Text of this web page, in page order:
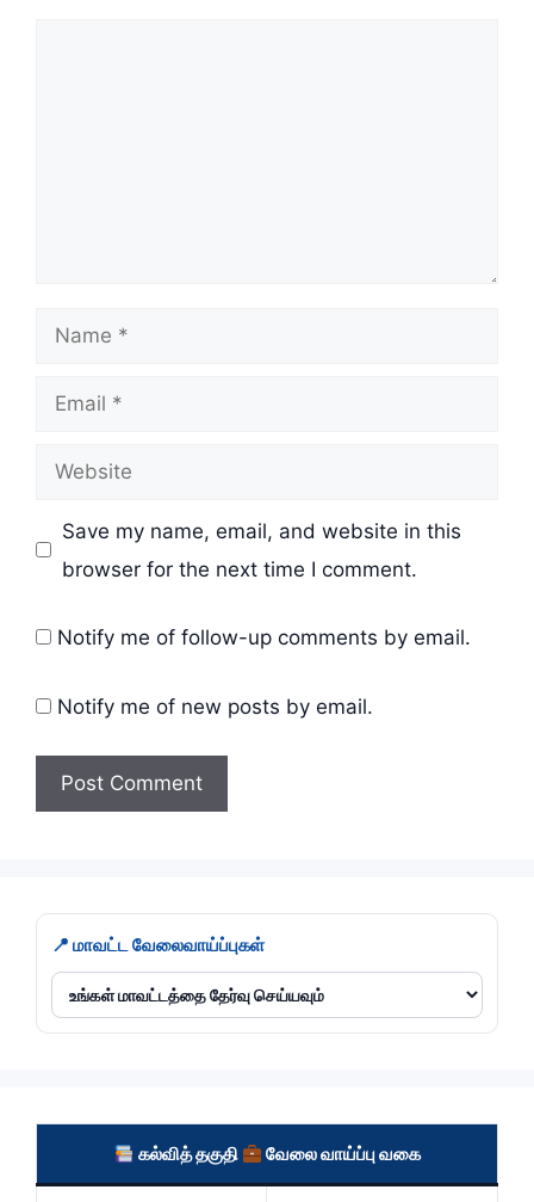
Name
Email
Website
Save my name, email, and website in this
browser for the next time I comment.
Notify me of follow-up comments by email.
Notify me of new posts by email.
📍 மாவட்ட வேலைவாய்ப்புகள்
கல்வித் தகுதி வேலை வாய்ப்பு வகை